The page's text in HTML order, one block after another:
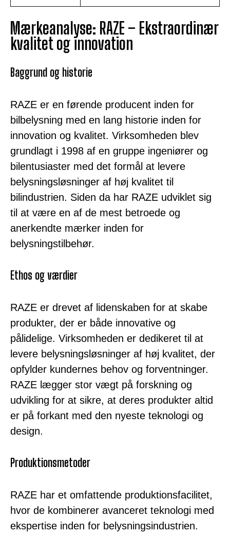
Mærkeanalyse: RAZE – Ekstraordinær
kvalitet og innovation
Baggrund og historie
RAZE er en førende producent inden for
bilbelysning med en lang historie inden for
innovation og kvalitet. Virksomheden blev
grundlagt i 1998 af en gruppe ingeniører og
bilentusiaster med det formål at levere
belysningsløsninger af høj kvalitet til
bilindustrien. Siden da har RAZE udviklet sig
til at være en af de mest betroede og
anerkendte mærker inden for
belysningstilbehør.
Ethos og værdier
RAZE er drevet af lidenskaben for at skabe
produkter, der er både innovative og
pålidelige. Virksomheden er dedikeret til at
levere belysningsløsninger af høj kvalitet, der
opfylder kundernes behov og forventninger.
RAZE lægger stor vægt på forskning og
udvikling for at sikre, at deres produkter altid
er på forkant med den nyeste teknologi og
design.
Produktionsmetoder
RAZE har et omfattende produktionsfacilitet,
hvor de kombinerer avanceret teknologi med
ekspertise inden for belysningsindustrien.